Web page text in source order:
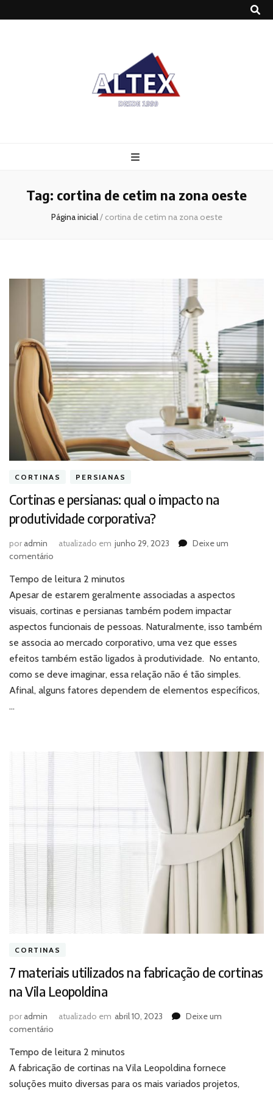
Tag: cortina de cetim na zona oeste
Página inicial/ cortina de cetim na zona oeste
CORTINAS PERSIANAS
Cortinas e persianas: qual o impacto na
produtividade corporativa?
poradmin atualizado em junho 29, 2023
Deixe um
comentário
e
persianas:
qual
impacto
na
produtividade
corporativa?
Tempo de leitura 2 minutos
Apesar de estarem geralmente associadas a aspectos
visuais, cortinas e persianas também podem impactar
aspectos funcionais de pessoas. Naturalmente, isso também
se associa ao mercado corporativo, uma vez que esses
efeitos também estão ligados à produtividade. No entanto,
como se deve imaginar, essa relação não é tão simples.
Afinal, alguns fatores dependem de elementos específicos,
…
CORTINAS
7 materiais utilizados na fabricação de cortinas
na Vila Leopoldina
poradmin atualizado em abril 10, 2023
Deixe um
comentário
materiais
utilizados
na
Tempo de leitura 2 minutos
A fabricação de cortinas na Vila Leopoldina fornece
soluções muito diversas para os mais variados projetos,